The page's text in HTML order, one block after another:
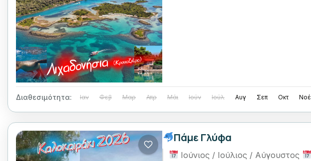
Διαθεσιμότητα: Ιαν Φεβ Μαρ Απρ Μάι Ιούν Ιούλ Αυγ Σεπ Οκτ Νοέ
Πάμε Γλύφα
Ιούνιος / Ιούλιος / Αύγουστος